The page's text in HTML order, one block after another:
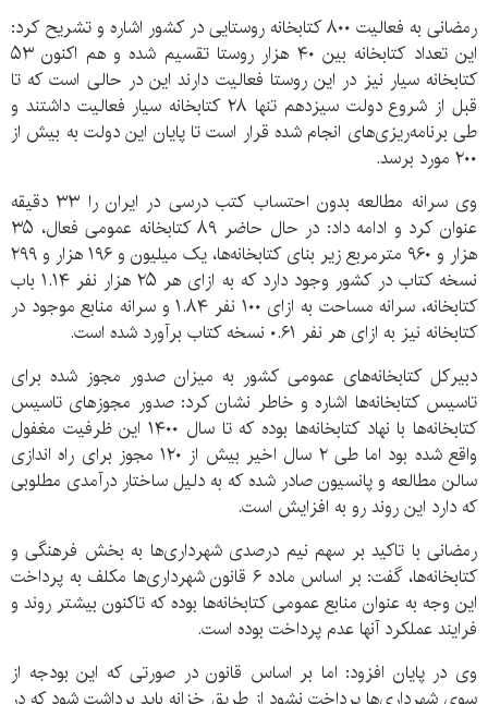
رمضانی به فعالیت ۸۰۰ کتابخانه روستایی در کشور اشاره و تشریح کرد:
این تعداد کتابخانه بین ۴۰ هزار روستا تقسیم شده و هم اکنون ۵۳
کتابخانه سیار نیز در این روستا فعالیت دارند این در حالی است که تا
قبل از شروع دولت سیزدهم تنها ۲۸ کتابخانه سیار فعالیت داشتند و
طی برنامه‌ریزی‌های انجام شده قرار است تا پایان این دولت به بیش از
۲۰۰ مورد برسد.
وی سرانه مطالعه بدون احتساب کتب درسی در ایران را ۳۳ دقیقه
عنوان کرد و ادامه داد: در حال حاضر ۸۹ کتابخانه عمومی فعال، ۳۵
هزار و ۹۶۰ مترمربع زیر بنای کتابخانه‌ها، یک میلیون و ۱۹۶ هزار و ۲۹۹
نسخه کتاب در کشور وجود دارد که به ازای هر ۲۵ هزار نفر ۱.۱۴ باب
کتابخانه، سرانه مساحت به ازای ۱۰۰ نفر ۱.۸۴ و سرانه منابع موجود در
کتابخانه نیز به ازای هر نفر ۰.۶۱ نسخه کتاب برآورد شده است.
دبیرکل کتابخانه‌های عمومی کشور به میزان صدور مجوز شده برای
تاسیس کتابخانه‌ها اشاره و خاطر نشان کرد: صدور مجوزهای تاسیس
کتابخانه‌ها با نهاد کتابخانه‌ها بوده که تا سال ۱۴۰۰ این ظرفیت مغفول
واقع شده بود اما طی ۲ سال اخیر بیش از ۱۲۰ مجوز برای راه اندازی
سالن مطالعه و پانسیون صادر شده که به دلیل ساختار درآمدی مطلوبی
که دارد این روند رو به افزایش است.
رمضانی با تاکید بر سهم نیم درصدی شهرداری‌ها به بخش فرهنگی و
کتابخانه‌ها، گفت: بر اساس ماده ۶ قانون شهرداری‌ها مکلف به پرداخت
این وجه به عنوان منابع عمومی کتابخانه‌ها بوده که تاکنون بیشتر روند و
فرایند عملکرد آنها عدم پرداخت بوده است.
وی در پایان افزود: اما بر اساس قانون در صورتی که این بودجه از